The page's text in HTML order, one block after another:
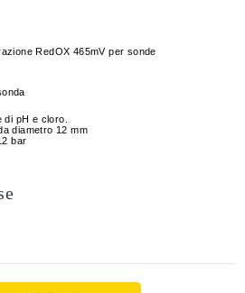
RedOX 465mV per sonde
di pH e cloro.
diametro 12 mm
bar